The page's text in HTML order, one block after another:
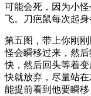
可能会死，因为小
飞。刀疤鼠每次起
第五图，带上你刚
怪会瞬移过来，然
快，然后回头等着
快就放弃，尽量站
能提前看到他要瞬